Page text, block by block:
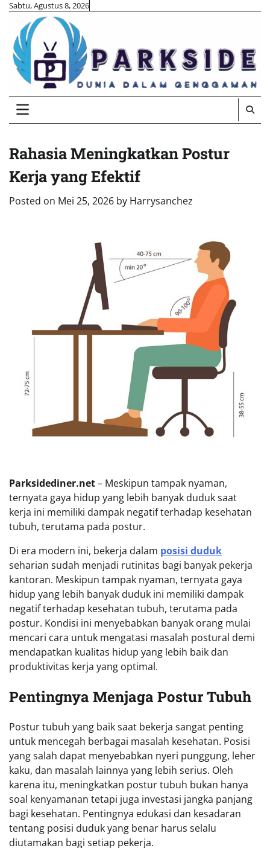
Skip
content
Sabtu, Agustus 8, 2026
Rahasia Meningkatkan Postur
Kerja yang Efektif
Posted on Mei 25, 2026 by Harrysanchez
Parksidediner.net– Meskipun tampak nyaman,
ternyata gaya hidup yang lebih banyak duduk saat
kerja ini memiliki dampak negatif terhadap kesehatan
tubuh, terutama pada postur.
Di era modern ini, bekerja dalam posisi duduk
seharian sudah menjadi rutinitas bagi banyak pekerja
kantoran. Meskipun tampak nyaman, ternyata gaya
hidup yang lebih banyak duduk ini memiliki dampak
negatif terhadap kesehatan tubuh, terutama pada
postur. Kondisi ini menyebabkan banyak orang mulai
mencari cara untuk mengatasi masalah postural demi
mendapatkan kualitas hidup yang lebih baik dan
produktivitas kerja yang optimal.
Pentingnya Menjaga Postur Tubuh
Postur tubuh yang baik saat bekerja sangat penting
untuk mencegah berbagai masalah kesehatan. Posisi
yang salah dapat menyebabkan nyeri punggung, leher
kaku, dan masalah lainnya yang lebih serius. Oleh
karena itu, meningkatkan postur tubuh bukan hanya
soal kenyamanan tetapi juga investasi jangka panjang
bagi kesehatan. Pentingnya edukasi dan kesadaran
tentang posisi duduk yang benar harus selalu
diutamakan bagi setiap pekerja.